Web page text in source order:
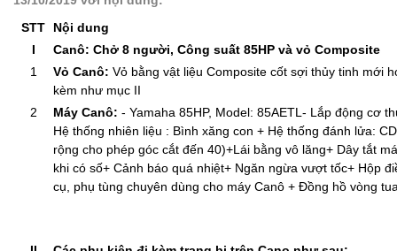
STT
Nội dung
I
Canô: Chở 8 người, Công suất 85HP và vỏ Composite
1
Vỏ Canô: Vỏ bằng vật liệu Composite cốt sợi thủy tinh mới
kèm như mục II
2
Máy Canô: - Yamaha 85HP, Model: 85AETL- Lắp động cơ
Hệ thống nhiên liệu : Bình xăng con + Hệ thống đánh lửa:
rộng cho phép góc cắt đến 40)+Lái bằng vô lăng+ Dây tắt
khi có số+ Cảnh báo quá nhiệt+ Ngăn ngừa vượt tốc+ Hộp
cụ, phụ tùng chuyên dùng cho máy Canô + Đồng hồ vòng